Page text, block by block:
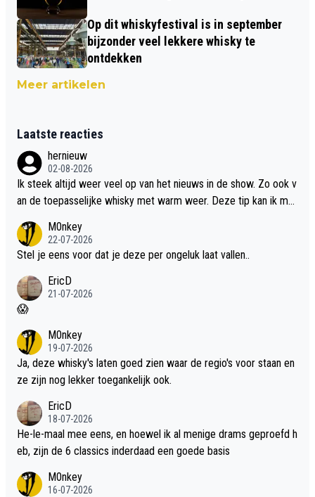
Op dit whiskyfestival is in september
bijzonder veel lekkere whisky te
ontdekken
Meer artikelen
Laatste reacties
hernieuw
02-08-2026
Ik steek altijd weer veel op van het nieuws in de show. Zo ook v
an de toepasselijke whisky met warm weer. Deze tip kan ik met
M0nkey
22-07-2026
Stel je eens voor dat je deze per ongeluk laat vallen..
EricD
21-07-2026
😱
M0nkey
19-07-2026
Ja, deze whisky's laten goed zien waar de regio's voor staan en
ze zijn nog lekker toegankelijk ook.
EricD
18-07-2026
He-le-maal mee eens, en hoewel ik al menige drams geproefd h
eb, zijn de 6 classics inderdaad een goede basis
M0nkey
16-07-2026